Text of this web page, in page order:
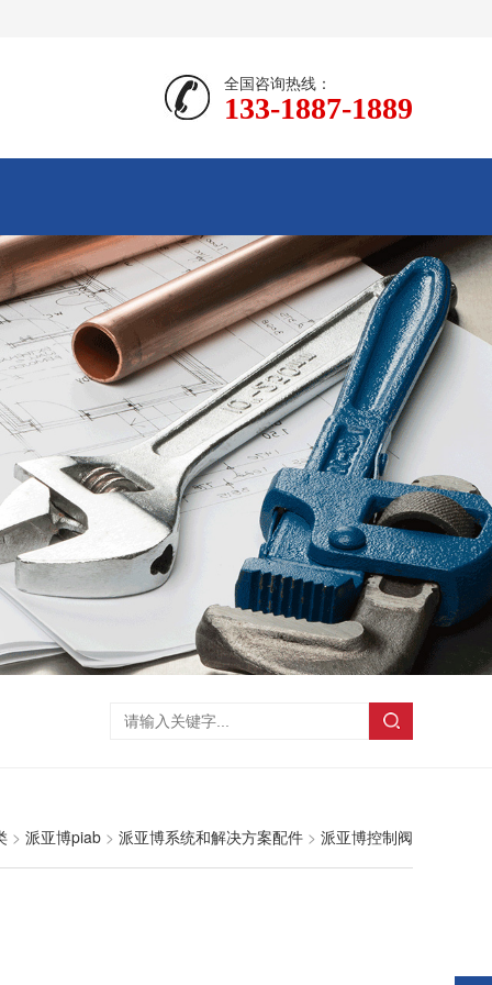
全国咨询热线：
133-1887-1889
> 派亚博piab > 派亚博系统和解决方案配件 > 派亚博控制阀